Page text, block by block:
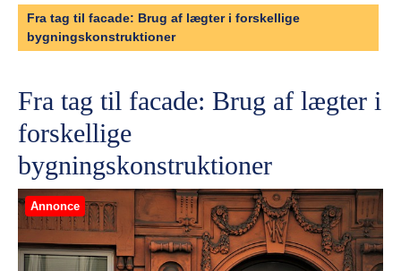
Fra tag til facade: Brug af lægter i forskellige
bygningskonstruktioner
Fra tag til facade: Brug af lægter i
forskellige
bygningskonstruktioner
Annonce